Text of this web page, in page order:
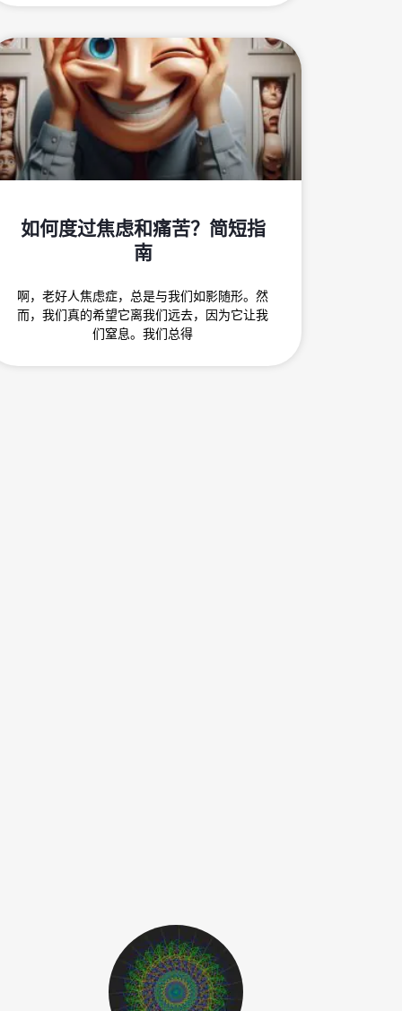
如何度过焦虑和痛苦？简短指
南
啊，老好人焦虑症，总是与我们如影随形。然
而，我们真的希望它离我们远去，因为它让我
们窒息。我们总得